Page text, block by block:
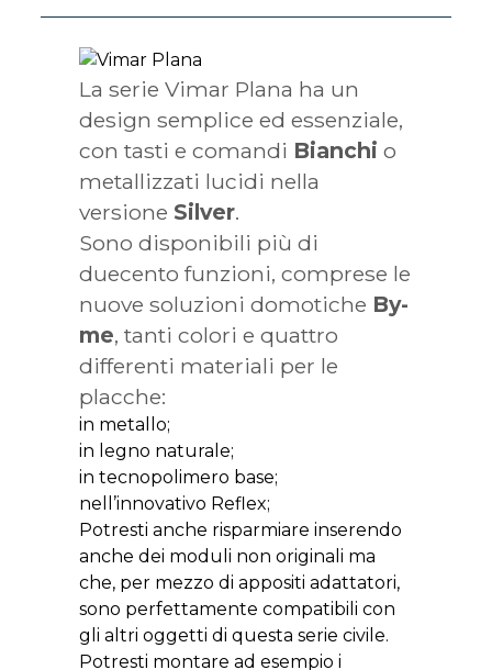
La serie Vimar Plana ha un
design semplice ed essenziale,
con tasti e comandi Bianchi o
metallizzati lucidi nella
versione Silver.
Sono disponibili più di
duecento funzioni, comprese le
nuove soluzioni domotiche By-
me, tanti colori e quattro
differenti materiali per le
placche:
in metallo;
in legno naturale;
in tecnopolimero base;
nell’innovativo Reflex;
Potresti anche risparmiare inserendo
anche dei moduli non originali ma
che, per mezzo di appositi adattatori,
sono perfettamente compatibili con
gli altri oggetti di questa serie civile.
Potresti montare ad esempio i